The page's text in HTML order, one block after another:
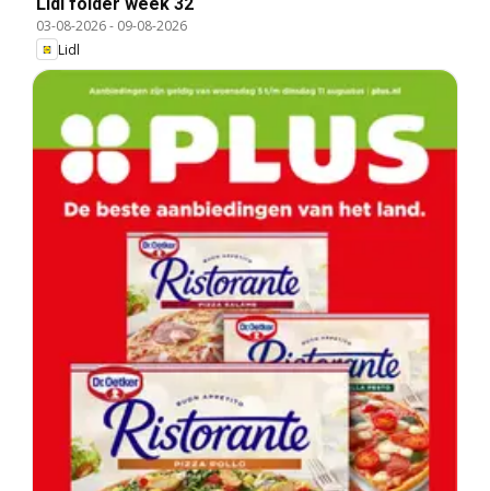
Lidl folder week 32
03-08-2026- 09-08-2026
Lidl